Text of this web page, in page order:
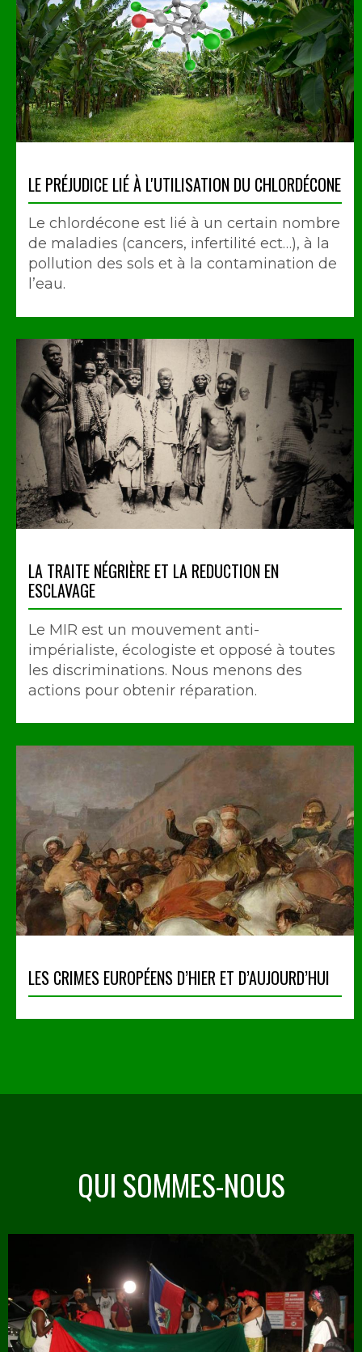
LE PRÉJUDICE LIÉ À L'UTILISATION DU CHLORDÉCONE
Le chlordécone est lié à un certain nombre
de maladies (cancers, infertilité ect…), à la
pollution des sols et à la contamination de
l’eau.
LA TRAITE NÉGRIÈRE ET LA REDUCTION EN
ESCLAVAGE
Le MIR est un mouvement anti-
impérialiste, écologiste et opposé à toutes
les discriminations. Nous menons des
actions pour obtenir réparation.
LES CRIMES EUROPÉENS D’HIER ET D’AUJOURD’HUI
QUI SOMMES-NOUS